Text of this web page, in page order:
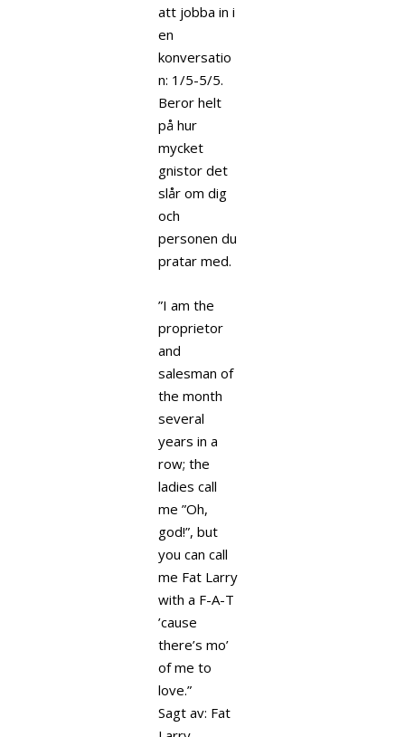
att jobba in i
en
konversatio
n: 1/5-5/5.
Beror helt
på hur
mycket
gnistor det
slår om dig
och
personen du
pratar med.
”I am the
proprietor
and
salesman of
the month
several
years in a
row; the
ladies call
me ”Oh,
god!”, but
you can call
me Fat Larry
with a F-A-T
’cause
there’s mo’
of me to
love.”
Sagt av: Fat